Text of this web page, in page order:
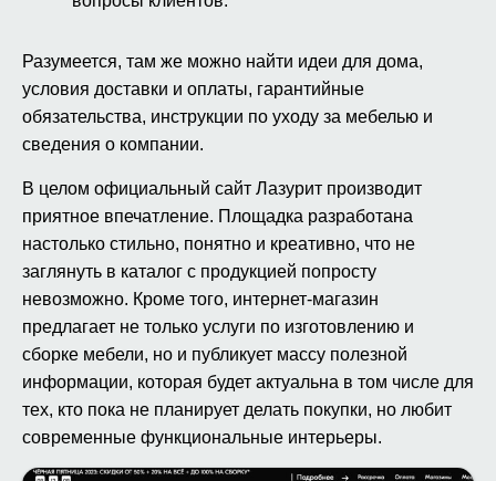
Разумеется, там же можно найти идеи для дома,
условия доставки и оплаты, гарантийные
обязательства, инструкции по уходу за мебелью и
сведения о компании.
В целом официальный сайт Лазурит производит
приятное впечатление. Площадка разработана
настолько стильно, понятно и креативно, что не
заглянуть в каталог с продукцией попросту
невозможно. Кроме того, интернет-магазин
предлагает не только услуги по изготовлению и
сборке мебели, но и публикует массу полезной
информации, которая будет актуальна в том числе для
тех, кто пока не планирует делать покупки, но любит
современные функциональные интерьеры.